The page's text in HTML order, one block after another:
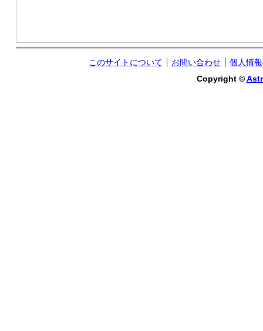
このサイトについて お問い合わせ
個人情
Copyright ©